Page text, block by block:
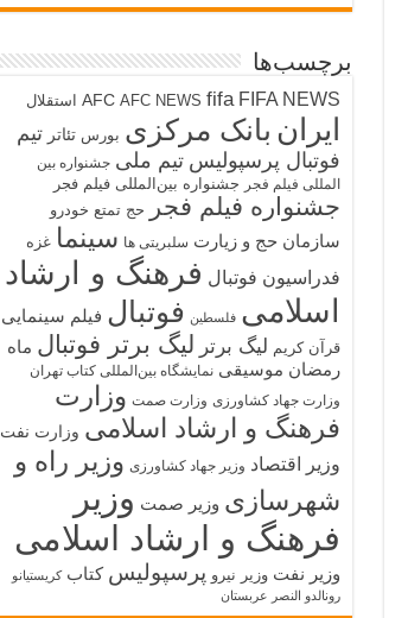
برچسب‌ها
AFC AFC NEWS fifa FIFA NEWS استقلال
ایران بانک مرکزی بورس تئاتر تیم
فوتبال پرسپولیس تیم ملی جشنواره بین
المللی فیلم فجر جشنواره بین‌المللی فیلم فجر
جشنواره فیلم فجر حج تمتع خودرو
سازمان حج و زیارت سلبریتی ها سینما غزه
فدراسیون فوتبال فرهنگ و ارشاد
اسلامی فلسطین فوتبال فیلم سینمایی
قرآن کریم لیگ برتر لیگ برتر فوتبال ماه
رمضان موسیقی نمایشگاه بین‌المللی کتاب تهران
وزارت جهاد کشاورزی وزارت صمت وزارت
فرهنگ و ارشاد اسلامی وزارت نفت
وزیر اقتصاد وزیر جهاد کشاورزی وزیر راه و
شهرسازی وزیر صمت وزیر
فرهنگ و ارشاد اسلامی
وزیر نفت وزیر نیرو پرسپولیس کتاب کریستیانو
رونالدو النصر عربستان